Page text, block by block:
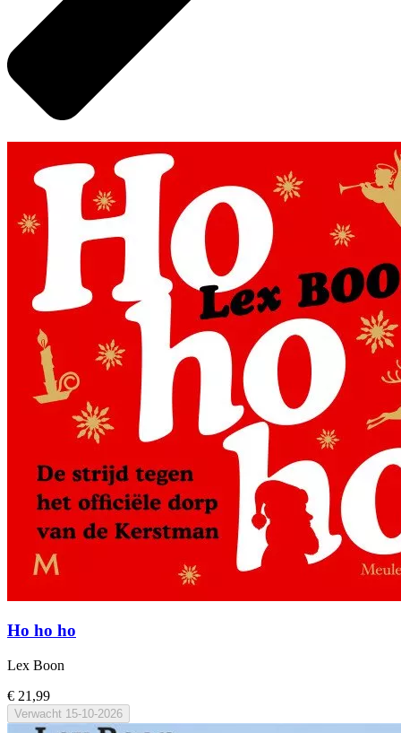
Ho ho ho
Lex Boon
€ 21,99
Verwacht 15-10-2026